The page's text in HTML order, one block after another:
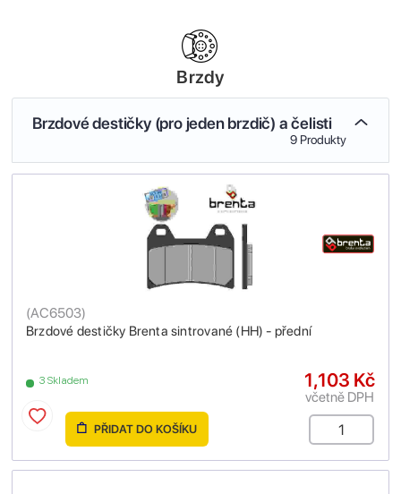
Brzdy
Brzdové destičky (pro jeden brzdič) a čelisti
9 Produkty
Brzdové destičky Brenta sintrované (HH) - přední
(AC6503)
3 Skladem 1,103 Kč
včetně DPH
PŘIDAT DO KOŠÍKU